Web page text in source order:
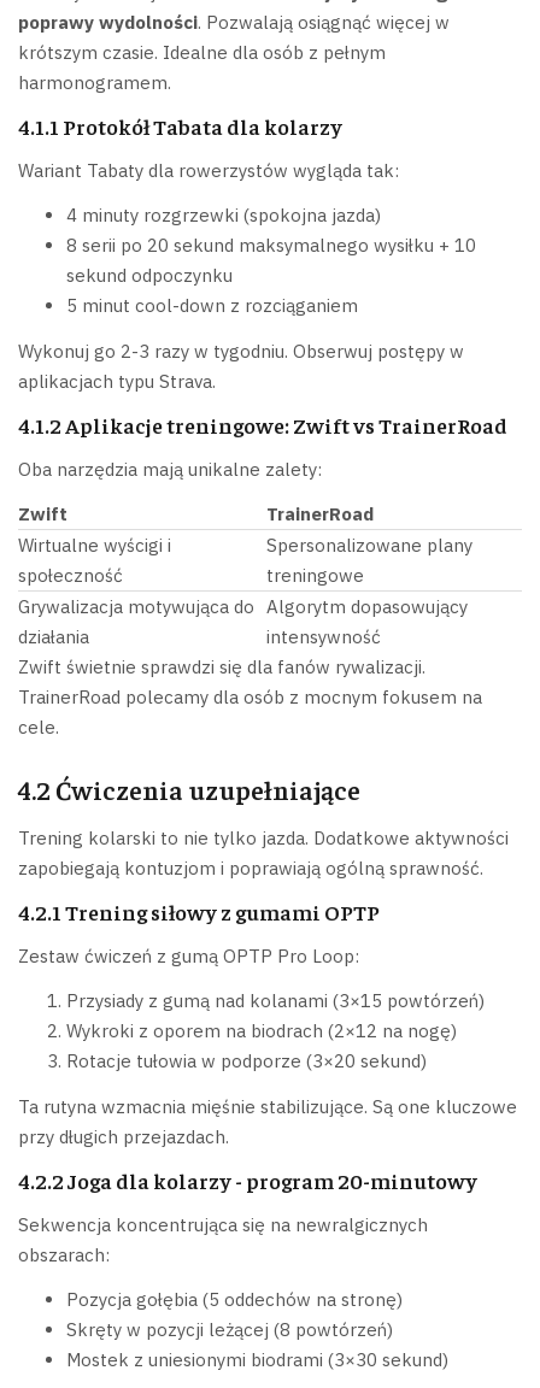
poprawy wydolności. Pozwalają osiągnąć więcej w
krótszym czasie. Idealne dla osób z pełnym
harmonogramem.
4.1.1 Protokół Tabata dla kolarzy
Wariant Tabaty dla rowerzystów wygląda tak:
4 minuty rozgrzewki (spokojna jazda)
8 serii po 20 sekund maksymalnego wysiłku + 10
sekund odpoczynku
5 minut cool-down z rozciąganiem
Wykonuj go 2-3 razy w tygodniu. Obserwuj postępy w
aplikacjach typu Strava.
4.1.2 Aplikacje treningowe: Zwift vs TrainerRoad
Oba narzędzia mają unikalne zalety:
Zwift
TrainerRoad
Wirtualne wyścigi i
społeczność
Spersonalizowane plany
treningowe
Grywalizacja motywująca do
działania
Algorytm dopasowujący
intensywność
Zwift świetnie sprawdzi się dla fanów rywalizacji.
TrainerRoad polecamy dla osób z mocnym fokusem na
cele.
4.2 Ćwiczenia uzupełniające
Trening kolarski to nie tylko jazda. Dodatkowe aktywności
zapobiegają kontuzjom i poprawiają ogólną sprawność.
4.2.1 Trening siłowy z gumami OPTP
Zestaw ćwiczeń z gumą OPTP Pro Loop:
Przysiady z gumą nad kolanami (3×15 powtórzeń)
Wykroki z oporem na biodrach (2×12 na nogę)
Rotacje tułowia w podporze (3×20 sekund)
Ta rutyna wzmacnia mięśnie stabilizujące. Są one kluczowe
przy długich przejazdach.
4.2.2 Joga dla kolarzy - program 20-minutowy
Sekwencja koncentrująca się na newralgicznych
obszarach:
Pozycja gołębia (5 oddechów na stronę)
Skręty w pozycji leżącej (8 powtórzeń)
Mostek z uniesionymi biodrami (3×30 sekund)